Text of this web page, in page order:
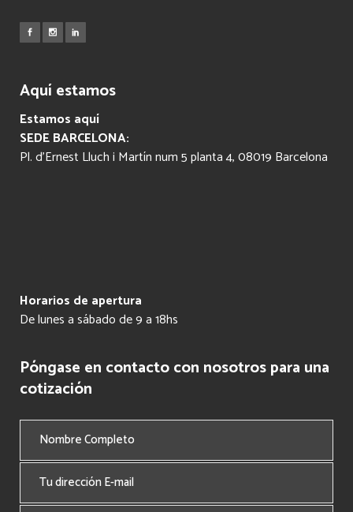
Aquí estamos
Estamos aquí
SEDE BARCELONA:
Pl. d’Ernest Lluch i Martín num 5 planta 4, 08019 Barcelona
Horarios de apertura
De lunes a sábado de 9 a 18hs
Póngase en contacto con nosotros para una
cotización